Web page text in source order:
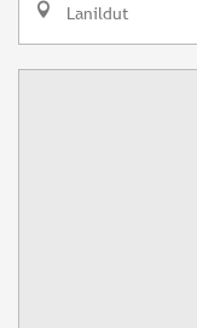
Lanildut